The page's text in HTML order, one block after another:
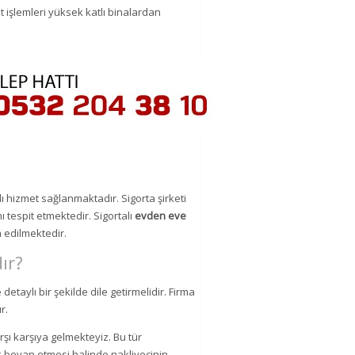
işlemleri yüksek katlı binalardan
sağlanmaktadır. Sigorta şirketi
tespit etmektedir. Sigortalı evden eve
edilmektedir.
bir şekilde dile getirmelidir. Firma
karşıya gelmekteyiz. Bu tür